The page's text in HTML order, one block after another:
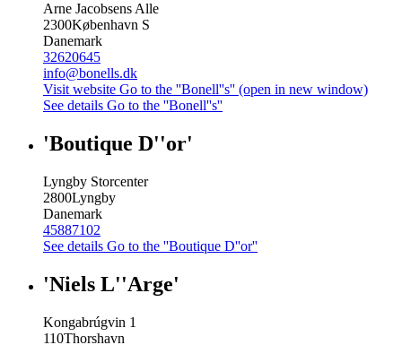
Arne Jacobsens Alle
2300København S
Danemark
32620645
info@bonells.dk
Visit website Go to the ''Bonell''s'' (open in new window)
See details Go to the ''Bonell''s''
'Boutique D''or'
Lyngby Storcenter
2800Lyngby
Danemark
45887102
See details Go to the ''Boutique D''or''
'Niels L''Arge'
Kongabrúgvin 1
110Thorshavn